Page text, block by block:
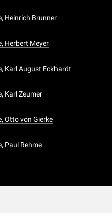
Heinrich Brunner
Herbert Meyer
Karl August Eckhardt
Karl Zeumer
Otto von Gierke
Paul Rehme